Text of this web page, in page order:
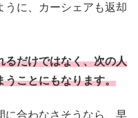
うに、カーシェアも返却
るだけではなく、次の人
うことにもなります。
に合わなさそうなら、早